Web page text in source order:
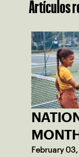
Artículos
MONTH
February